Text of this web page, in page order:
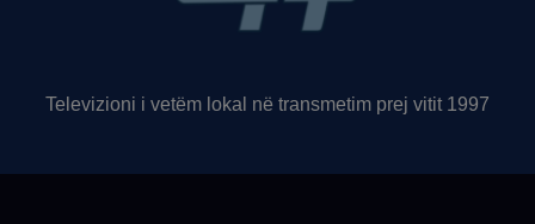
Televizioni i vetëm lokal në transmetim prej vitit 1997